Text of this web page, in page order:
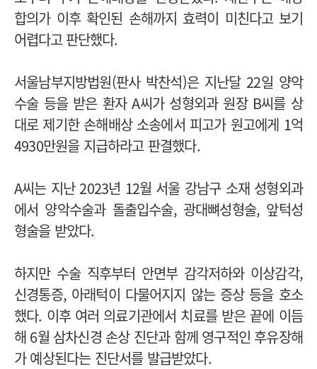
합의가 이후 확인된 손해까지 효력이 미친다고 보기
어렵다고 판단했다.
서울남부지방법원(판사 박찬석)은 지난달 22일 양악
수술 등을 받은 환자 A씨가 성형외과 원장 B씨를 상
대로 제기한 손해배상 소송에서 피고가 원고에게 1억
4930만원을 지급하라고 판결했다.
A씨는 지난 2023년 12월 서울 강남구 소재 성형외과
에서 양악수술과 돌출입수술, 광대뼈성형술, 앞턱성
형술을 받았다.
하지만 수술 직후부터 안면부 감각저하와 이상감각,
신경통증, 아래턱이 다물어지지 않는 증상 등을 호소
했다. 이후 여러 의료기관에서 치료를 받은 끝에 이듬
해 6월 삼차신경 손상 진단과 함께 영구적인 후유장해
가 예상된다는 진단서를 발급받았다.